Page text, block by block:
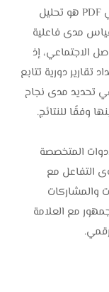
والجزء التالي من إدارة مواقع التواصل الاجتماعي PDF هو تحليل
قياس مدى فاعلية
الاجتماعي، إذ
تقارير دورية تتابع
في تحديد مدى نجاح
وفقًا للنتائج.
المتخصصة
التفاعل مع
والمشاركات
مع العلامة